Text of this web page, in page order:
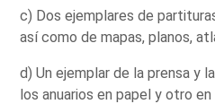
c) Dos ejemplares de
así como de mapas, planos,
d) Un ejemplar de la prensa y
los anuarios en papel y otro